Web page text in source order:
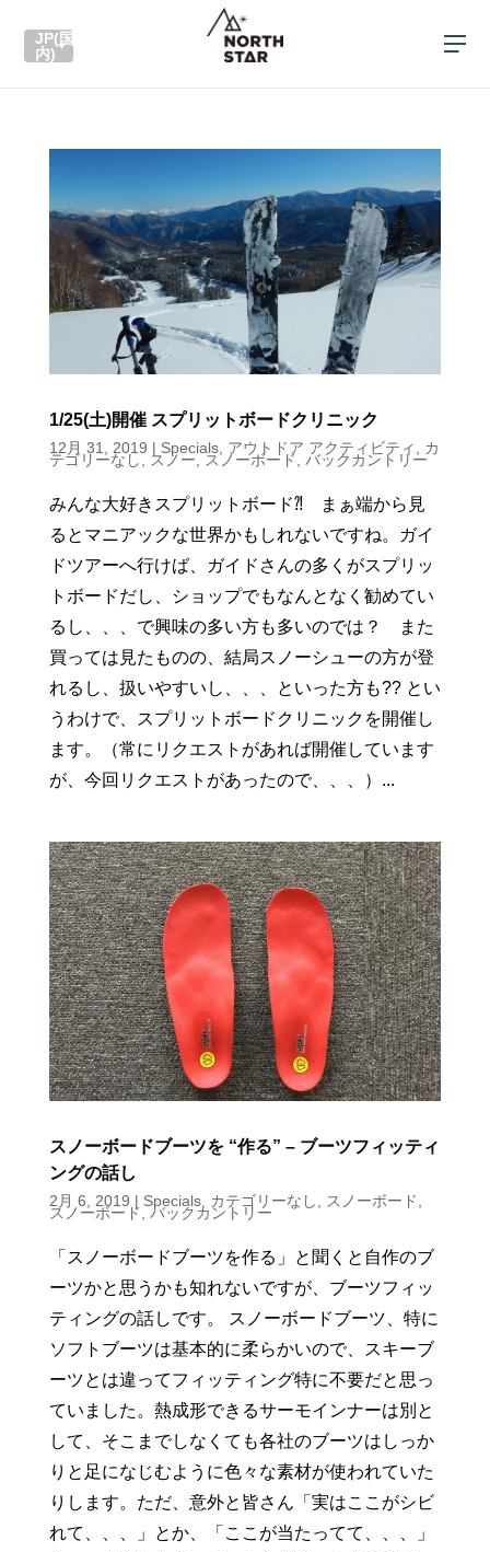
JP(国
内)
1/25(土)開催 スプリットボードクリニック
12月 31, 2019 | Specials, アウトドア アクティビティ , カ
テゴリーなし, スノー, スノーボード, バックカントリー
みんな大好きスプリットボード⁈ まぁ端から見
るとマニアックな世界かもしれないですね。ガイ
ドツアーへ行けば、ガイドさんの多くがスプリッ
トボードだし、ショップでもなんとなく勧めてい
るし、、、で興味の多い方も多いのでは？ また
買っては見たものの、結局スノーシューの方が登
れるし、扱いやすいし、、、といった方も?? とい
うわけで、スプリットボードクリニックを開催し
ます。（常にリクエストがあれば開催しています
が、今回リクエストがあったので、、、）...
スノーボードブーツを “作る” – ブーツフィッティ
ングの話し
2月 6, 2019 | Specials, カテゴリーなし スノーボード
スノーボード バックカントリー
「スノーボードブーツを作る」と聞くと自作のブ
ーツかと思うかも知れないですが、ブーツフィッ
ティングの話しです。 スノーボードブーツ、特に
ソフトブーツは基本的に柔らかいので、スキーブ
ーツとは違ってフィッティング特に不要だと思っ
ていました。熱成形できるサーモインナーは別と
して、そこまでしなくても各社のブーツはしっか
りと足になじむように色々な素材が使われていた
りします。ただ、意外と皆さん「実はここがシビ
れて、、、」とか、「ここが当たってて、、、」